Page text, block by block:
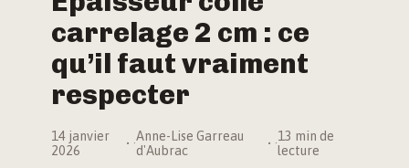
Jardinage
Maison & Déco
carrelage 2 cm : ce
qu’il faut vraiment
respecter
14 janvier
2026
·Anne-Lise Garreau
d'Aubrac
·13 min de
lecture